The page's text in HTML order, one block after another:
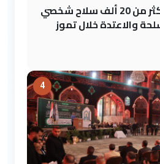
الداخلية: تسجيل أكثر من 20 ألف سلاح شخصي
والاعتدة خلال تموز
4